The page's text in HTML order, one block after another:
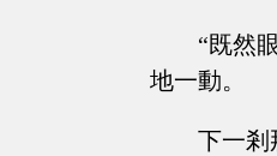
“既然
地一動。
下一剎